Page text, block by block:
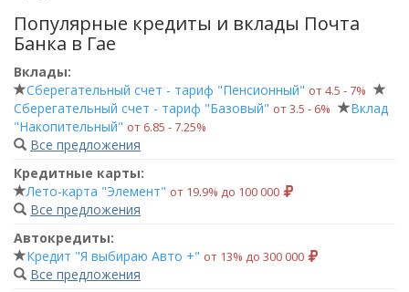
Популярные кредиты и вклады Почта
Банка в Гае
Вклады:
Сберегательный счет - тариф "Пенсионный" от 4.5 ‑ 7%
Сберегательный счет - тариф "Базовый" от 3.5 ‑ 6%
Вклад
"Накопительный" от 6.85 ‑ 7.25%
Все предложения
Кредитные карты:
Лето-карта "Элемент" от 19.9% до 100 000
Все предложения
Автокредиты:
Кредит "Я выбираю Авто +" от 13% до 300 000
Все предложения